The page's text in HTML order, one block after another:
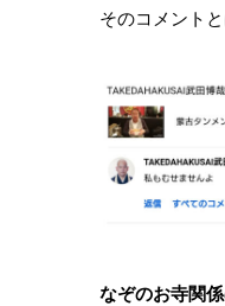
そのコメントと
なぞのお寺関